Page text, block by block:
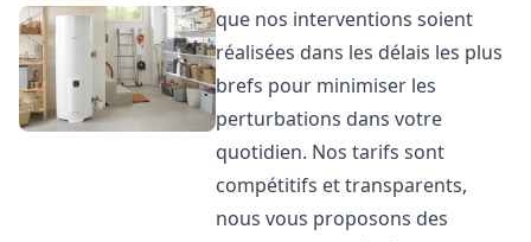
que nos interventions soient
réalisées dans les délais les plus
brefs pour minimiser les
perturbations dans votre
quotidien. Nos tarifs sont
compétitifs et transparents,
nous vous proposons des